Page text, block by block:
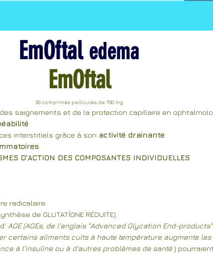
EmOftal
30 comprimés pelliculés de 700 mg
saignements et de la protection capillaire en
interstitiels grâce à son activité drainante
D'ACTION DES COMPOSANTES INDIVIDUELLES
radicalaire.
de GLUTATÍONE RÉDUITE).
AGE (AGEs, de l'anglais "Advanced Glycation End-
certains aliments cuits à haute température augmente les
à l'insuline ou à d'autres problèmes de santé )
EmOftal edema